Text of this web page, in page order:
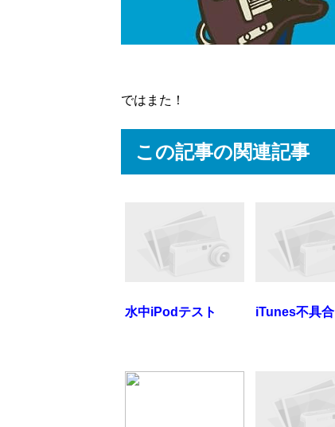
ではまた！
この記事の関連記事
水中iPodテスト iTunes不具合